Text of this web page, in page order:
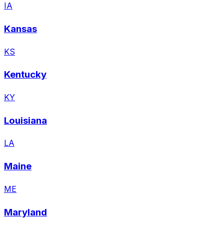
IA
Kansas
KS
Kentucky
KY
Louisiana
LA
Maine
ME
Maryland